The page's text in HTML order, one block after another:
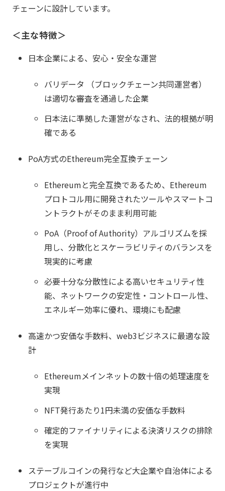
チェーンに設計しています。
＜主な特徴＞
日本企業による、安心・安全な運営
バリデータ （ブロックチェーン共同運営者）
は適切な審査を通過した企業
日本法に準拠した運営がなされ、法的根拠が明
確である
PoA方式のEthereum完全互換チェーン
Ethereumと完全互換であるため、Ethereum
プロトコル用に開発されたツールやスマートコ
ントラクトがそのまま利用可能
PoA（Proof of Authority）アルゴリズムを採
用し、分散化とスケーラビリティのバランスを
現実的に考慮
必要十分な分散性による高いセキュリティ性
能、ネットワークの安定性・コントロール性、
エネルギー効率に優れ、環境にも配慮
高速かつ安価な手数料、web3ビジネスに最適な設
計
Ethereumメインネットの数十倍の処理速度を
実現
NFT発行あたり1円未満の安価な手数料
確定的ファイナリティによる決済リスクの排除
を実現
ステーブルコインの発行など大企業や自治体による
プロジェクトが進行中